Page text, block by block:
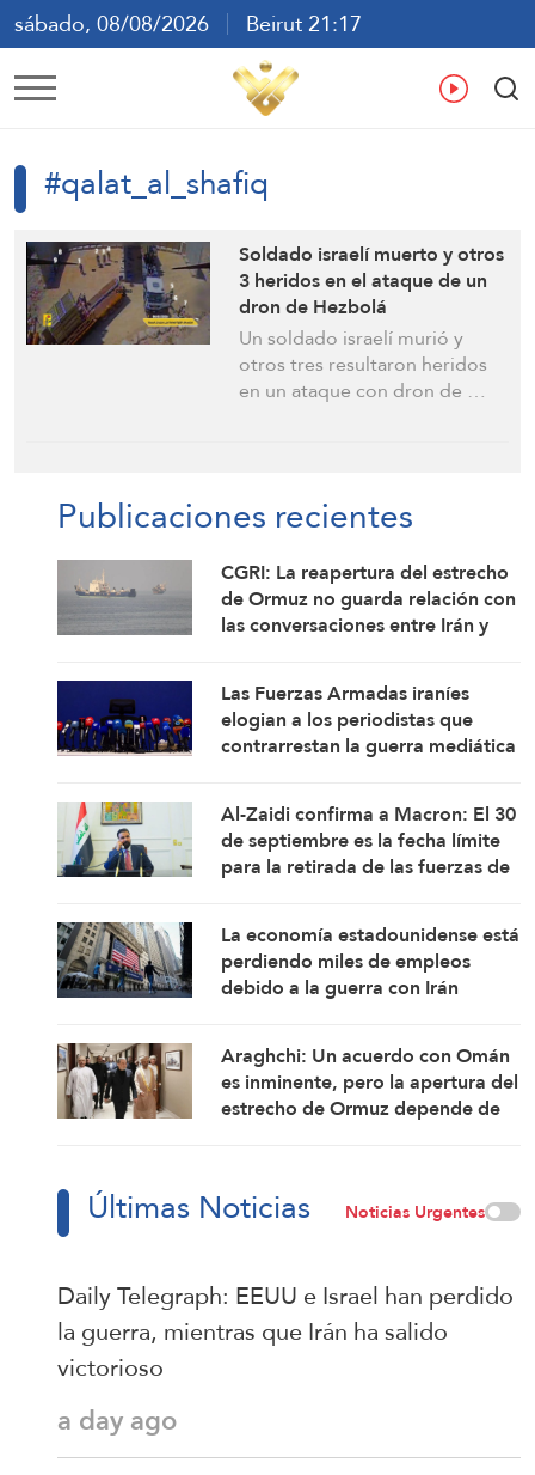
sábado, 08/08/2026
Beirut 21:17
ع En
#qalat_al_shafiq
Soldado israelí muerto y otros
3 heridos en el ataque de un
dron de Hezbolá
Un soldado israelí murió y
otros tres resultaron heridos
en un ataque con dron de …
Publicaciones recientes
CGRI: La reapertura del estrecho
de Ormuz no guarda relación con
las conversaciones entre Irán y
Las Fuerzas Armadas iraníes
elogian a los periodistas que
contrarrestan la guerra mediática
Al-Zaidi confirma a Macron: El 30
de septiembre es la fecha límite
para la retirada de las fuerzas de
La economía estadounidense está
perdiendo miles de empleos
debido a la guerra con Irán
Araghchi: Un acuerdo con Omán
es inminente, pero la apertura del
estrecho de Ormuz depende de
Últimas Noticias Noticias Urgentes
Daily Telegraph: EEUU e Israel han perdido
la guerra, mientras que Irán ha salido
victorioso
a day ago